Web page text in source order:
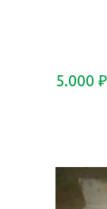
5.000 ₽